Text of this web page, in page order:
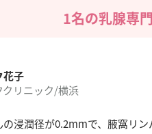
1名の乳腺専
花子
クリニック/横浜
の浸潤径が0.2mmで、腋窩リ